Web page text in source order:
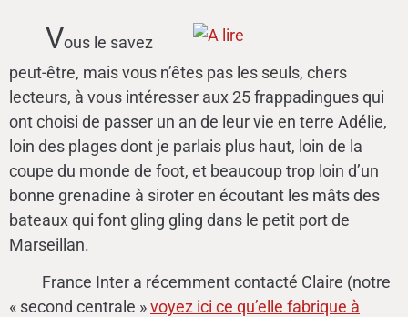
Vous le savez
peut-être, mais vous n’êtes pas les seuls, chers
lecteurs, à vous intéresser aux 25 frappadingues qui
ont choisi de passer un an de leur vie en terre Adélie,
loin des plages dont je parlais plus haut, loin de la
coupe du monde de foot, et beaucoup trop loin d’un
bonne grenadine à siroter en écoutant les mâts des
bateaux qui font gling gling dans le petit port de
Marseillan.
France Inter a récemment contacté Claire (notre
« second centrale »voyez ici ce qu’elle fabrique à